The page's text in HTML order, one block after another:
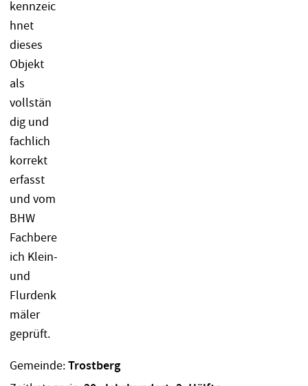
Gemeinde:Trostberg